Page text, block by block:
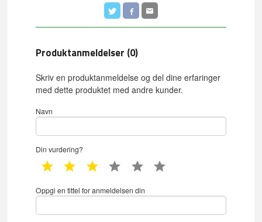
Produktanmeldelser (0)
Skriv en produktanmeldelse og del dine erfaringer
med dette produktet med andre kunder.
Navn
Din vurdering?
1 star 2 star 3 star 4 star 5 star
Oppgi en tittel for anmeldelsen din